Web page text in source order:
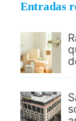
Entradas